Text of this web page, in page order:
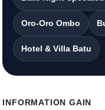
Oro-Oro Ombo
Hotel & Villa Batu
INFORMATION GAIN